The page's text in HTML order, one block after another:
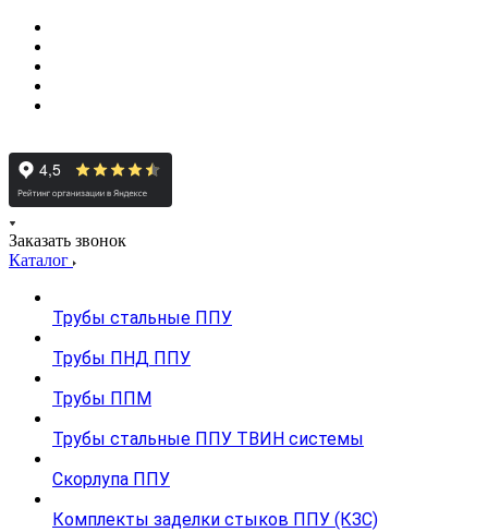
Заказать звонок
Каталог
Трубы стальные ППУ
Трубы ПНД ППУ
Трубы ППМ
Трубы стальные ППУ ТВИН системы
Скорлупа ППУ
Комплекты заделки стыков ППУ (КЗС)